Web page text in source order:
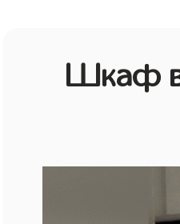
Шкаф в